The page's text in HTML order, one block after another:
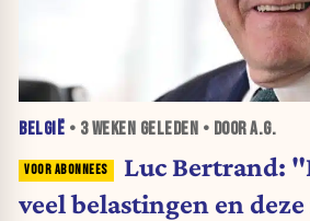
BELGIË • 3 WEKEN GELEDEN • DOOR A.G.
Luc Bertrand:
veel belastingen en